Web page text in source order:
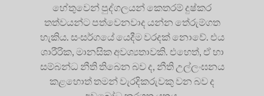
හේතුවෙන් පුද්ගලයන් කෙතරම් දුෂ්කර
තත්වයන්ට පත්වෙනවාද යන්න තේරුම්ගත
හැකිය. සංසර්ගයේ යෙදීම වරදක් නොවේ. එය
ශාරීරික, මානසික අවශ්‍යතාවකි. එහෙත්, ඒ හා
සම්බන්ධ නීති තිබෙන බව ද, නීති උල්ලංඝනය
කළහොත් තමන් වැරදිකරුවකු වන බව ද